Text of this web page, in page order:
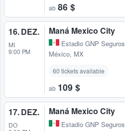
ab 86 $
16. DEZ.
MI
9:00 PM
Maná Mexico City
Estadio GNP Seguros
México, MX
60 tickets available
ab 109 $
17. DEZ.
DO
Maná Mexico City
Estadio GNP Seguros